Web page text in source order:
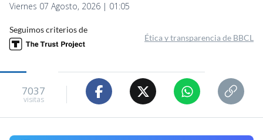
Viernes 07 Agosto, 2026 | 01:05
Seguimos criterios de
Ética y transparencia de BBCL
7037
visitas